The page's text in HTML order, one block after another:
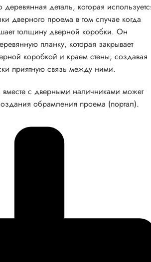
деталь, которая
дверного проема в том случае когда
толщину дверной коробки. Он
планку, которая закрывает
коробкой и краем стены, создавая
приятную связь между ними.
с дверными наличниками может
обрамления проема (портал).